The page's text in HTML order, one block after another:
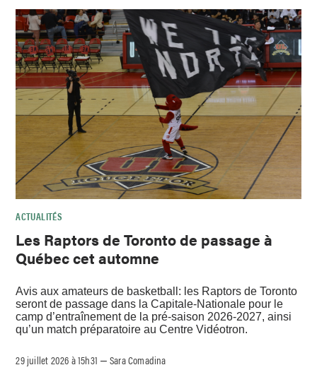
ACTUALITÉS
Les Raptors de Toronto de passage à
Québec cet automne
Avis aux amateurs de basketball: les Raptors de Toronto
seront de passage dans la Capitale-Nationale pour le
camp d’entraînement de la pré-saison 2026-2027, ainsi
qu’un match préparatoire au Centre Vidéotron.
29 juillet 2026 à 15h31 –Sara Comadina